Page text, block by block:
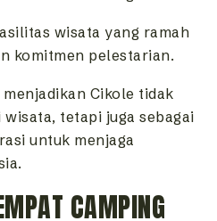
wisata yang ramah
komitmen pelestarian.
Cikole tidak
tetapi juga sebagai
untuk menjaga
CAMPING